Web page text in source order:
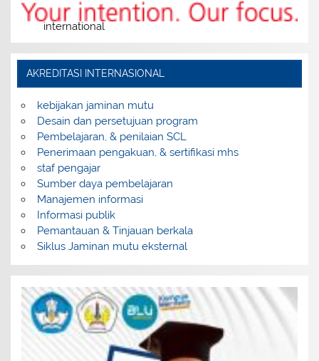
international
AKREDITASI INTERNASIONAL
kebijakan jaminan mutu
Desain dan persetujuan program
Pembelajaran, & penilaian SCL
Penerimaan pengakuan, & sertifikasi mhs
staf pengajar
Sumber daya pembelajaran
Manajemen informasi
Informasi publik
Pemantauan & Tinjauan berkala
Siklus Jaminan mutu eksternal